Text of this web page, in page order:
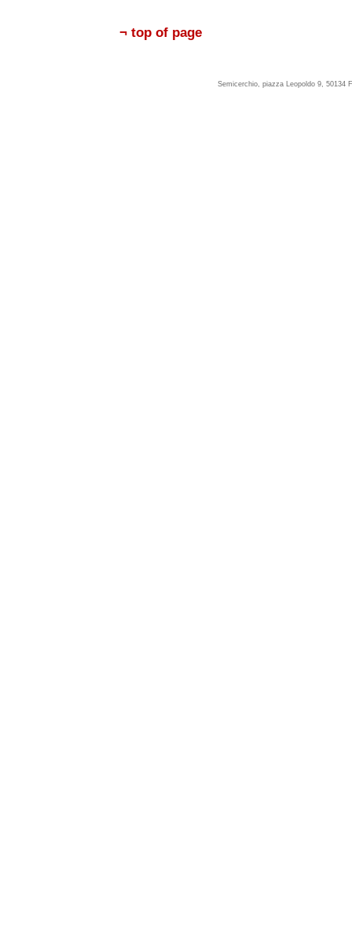
¬ top of page
Semicerchio, piazza Leopoldo 9, 50134